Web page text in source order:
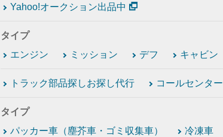
Yahoo!オークション出品中
タイプ
エンジン
ミッション デフ キャビン
トラック部品探しお探し代行 コールセンター
タイプ
パッカー車（塵芥車・ゴミ収集車）
冷凍車